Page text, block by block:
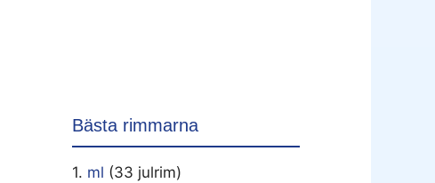
Bästa rimmarna
1. ml (33 julrim)